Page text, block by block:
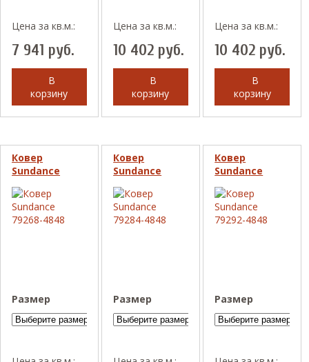
Цена за кв.м.:
7 941 руб.
В
корзину
Цена за кв.м.:
10 402 руб.
В
корзину
Цена за кв.м.:
10 402 руб.
В
корзину
Ковер
Sundance
Размер
Ковер
Sundance
Размер
Ковер
Sundance
Размер